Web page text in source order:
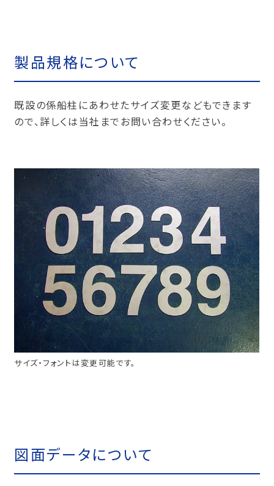
製品規格について
既設の係船柱にあわせたサイズ変更などもできます
ので、詳しくは当社までお問い合わせください。
サイズ・フォントは変更可能です。
図面データについて